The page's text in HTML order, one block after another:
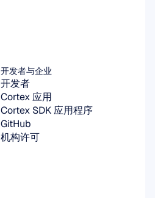
开发者与企业
开发者
Cortex 应用
Cortex SDK 应用程序
GitHub
机构许可